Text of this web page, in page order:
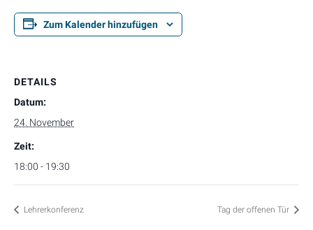
Zum Kalender hinzufügen
DETAILS
Datum:
24. November
Zeit:
18:00 - 19:30
Lehrerkonferenz Tag der offenen Tür